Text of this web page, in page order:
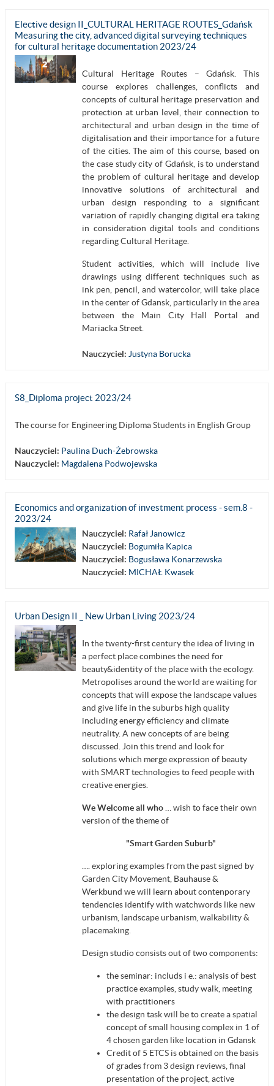
Elective design II_CULTURAL HERITAGE ROUTES_Gdańsk
Measuring the city, advanced digital surveying techniques
for cultural heritage documentation 2023/24
Cultural Heritage Routes – Gdańsk. This
course explores challenges, conflicts and
concepts of cultural heritage preservation and
protection at urban level, their connection to
architectural and urban design in the time of
digitalisation and their importance for a future
of the cities. The aim of this course, based on
the case study city of Gdańsk, is to understand
the problem of cultural heritage and develop
innovative solutions of architectural and
urban design responding to a significant
variation of rapidly changing digital era taking
in consideration digital tools and conditions
regarding Cultural Heritage.
Student activities, which will include live
drawings using different techniques such as
ink pen, pencil, and watercolor, will take place
in the center of Gdansk, particularly in the area
between the Main City Hall Portal and
Mariacka Street.
Nauczyciel: Justyna Borucka
S8_Diploma project 2023/24
The course for Engineering Diploma Students in English Group
Nauczyciel: Paulina Duch-Żebrowska
Nauczyciel: Magdalena Podwojewska
Economics and organization of investment process - sem.8 -
2023/24
Nauczyciel: Rafał Janowicz
Nauczyciel: Bogumiła Kapica
Nauczyciel: Bogusława Konarzewska
Nauczyciel: MICHAŁ Kwasek
Urban Design II _ New Urban Living 2023/24
In the twenty-first century the idea of living in
a perfect place combines the need for
beauty&identity of the place with the ecology.
Metropolises around the world are waiting for
concepts that will expose the landscape values
and give life in the suburbs high quality
including energy efficiency and climate
neutrality. A new concepts of are being
discussed. Join this trend and look for
solutions which merge expression of beauty
with SMART technologies to feed people with
creative energies.
We Welcome all who
… wish to face their own
version of the theme of
"Smart Garden Suburb"
…. exploring examples from the past signed by
Garden City Movement, Bauhause &
Werkbund we will learn about contenporary
tendencies identify with watchwords like new
urbanism, landscape urbanism, walkability &
placemaking.
Design studio consists out of two components:
the seminar: includs i e.: analysis of best
practice examples, study walk, meeting
with practitioners
the design task will be to create a spatial
concept of small housing complex in 1 of
4 chosen garden like location in Gdansk
Credit of 5 ETCS is obtained on the basis
of grades from 3 design reviews, final
presentation of the project, active